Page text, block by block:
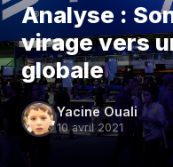
Analyse :
virage vers
globale
Yacine Ouali
10 avril 2021